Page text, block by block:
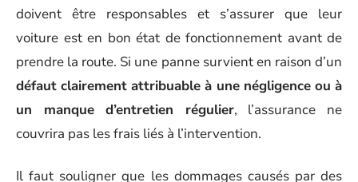
doivent être responsables et s’assurer que leur
voiture est en bon état de fonctionnement avant de
prendre la route. Si une panne survient en raison d’un
défaut clairement attribuable à une négligence ou à
un manque d’entretien régulier, l’assurance ne
couvrira pas les frais liés à l’intervention.
Il faut souligner que les dommages causés par des